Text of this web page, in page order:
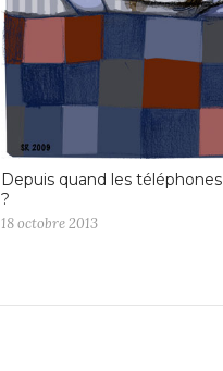
Depuis quand les
?
18 octobre 2013